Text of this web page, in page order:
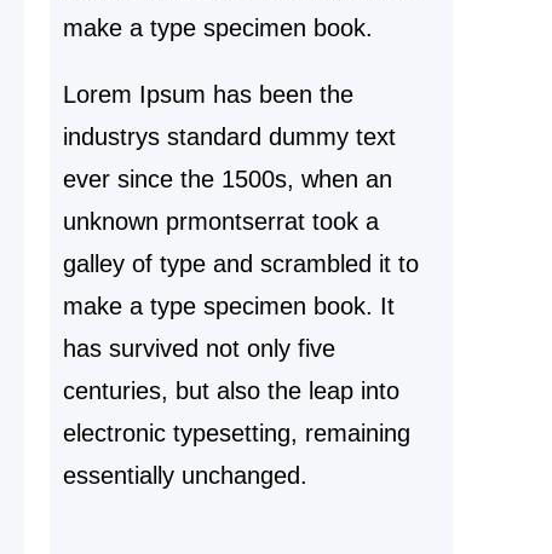
make a type specimen book.
Lorem Ipsum has been the
industrys standard dummy text
ever since the 1500s, when an
unknown prmontserrat took a
galley of type and scrambled it to
make a type specimen book. It
has survived not only five
centuries, but also the leap into
electronic typesetting, remaining
essentially unchanged.